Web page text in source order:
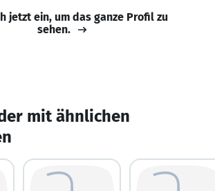
jetzt ein, um das ganze Profil zu
sehen.
mit ähnlichen